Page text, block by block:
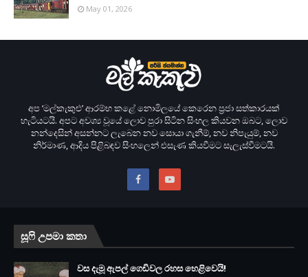
May 01, 2026
අප ‘මල්කැකුළු’ ආරම්භ කළේ නොමිලයේ කෙරෙන ප‍්‍රජා සත්කාරයක්
හැටියටයි. අපට අවශ්‍ය වූයේ ලොව පුරා සිටින සිංහල කියවන ඔබට, ලොව
නන්දෙසින් අසන්නට ලැබෙන නව සොයා ගැනීම්, නව නිපැයුම්, නව
නිර්මාණ, ආදිය පිළිබඳව සිංහලෙන් එසැණ කියවීමට සැලැස්වීමටයි.
සූෆි උපමා කතා
වස දැමූ ඇපල් ගෙඩිවල රහස හෙළිවෙයි!